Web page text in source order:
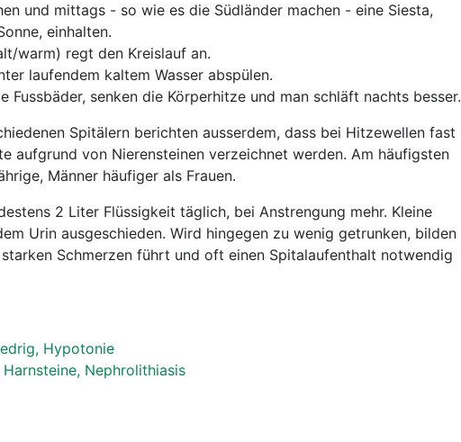
und mittags - so wie es die Südländer machen - eine Siesta,
einhalten.
warm) regt den Kreislauf an.
laufendem kaltem Wasser abspülen.
Fussbäder, senken die Körperhitze und man schläft nachts besser.
Spitälern berichten ausserdem, dass bei Hitzewellen fast
aufgrund von Nierensteinen verzeichnet werden. Am häufigsten
Männer häufiger als Frauen.
2 Liter Flüssigkeit täglich, bei Anstrengung mehr. Kleine
Urin ausgeschieden. Wird hingegen zu wenig getrunken, bilden
Schmerzen führt und oft einen Spitalaufenthalt notwendig
Hypotonie
Nephrolithiasis